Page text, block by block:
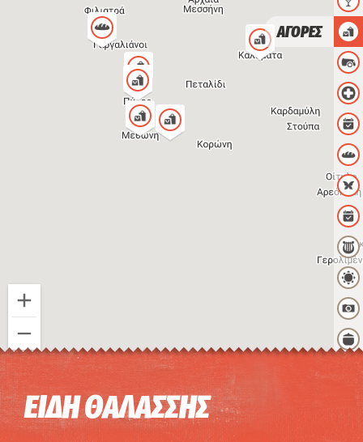
Η εικόνα ενδέχεται να υπόκειται σε πνευματικά δικαιώματα Όροι
ΑΓΟΡΕΣ
ΕΙΔΗ ΘΑΛΑΣΣΗΣ